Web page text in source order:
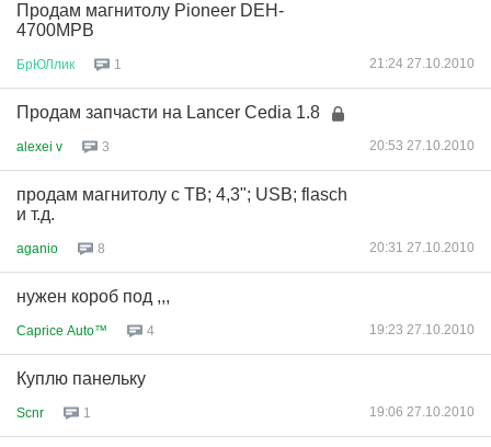
Продам магнитолу Pioneer DEH-
4700MPB
БрЮЛлик 1 21:24 27.10.2010
Продам запчасти на Lancer Cedia 1.8
alexei v 3 20:53 27.10.2010
продам магнитолу с ТВ; 4,3"; USB; flasch
и т.д.
aganio 8 20:31 27.10.2010
нужен короб под ,,,
Caprice Auto™ 4 19:23 27.10.2010
Куплю панельку
Scnr 1 19:06 27.10.2010